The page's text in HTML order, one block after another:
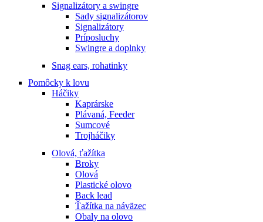
Signalizátory a swingre
Sady signalizátorov
Signalizátory
Príposluchy
Swingre a doplnky
Snag ears, rohatinky
Pomôcky k lovu
Háčiky
Kaprárske
Plávaná, Feeder
Sumcové
Trojháčiky
Olová, ťažítka
Broky
Olová
Plastické olovo
Back lead
Ťažítka na náväzec
Obaly na olovo